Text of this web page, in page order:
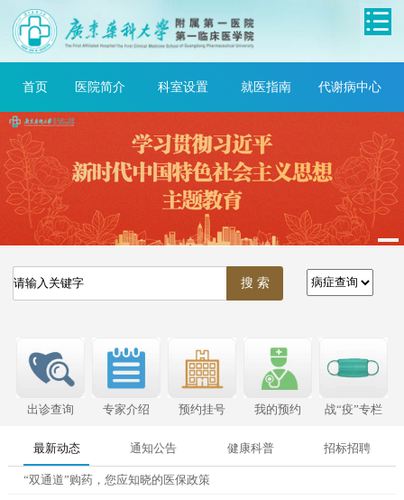
首页 医院简介 科室设置 就医指南 代谢病中心
出诊查询 专家介绍 预约挂号 我的预约 战“疫”专栏
最新动态 通知公告 健康科普 招标招聘
“双通道”购药，您应知晓的医保政策